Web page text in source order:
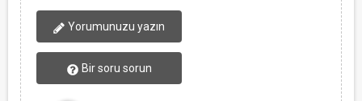
Yorumunuzu yazın
Bir soru sorun